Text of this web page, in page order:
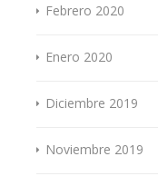
Febrero 2020
Enero 2020
Diciembre 2019
Noviembre 2019